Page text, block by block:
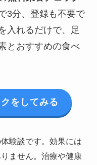
3分、登録も不要で
入れるだけで、足
とおすすめの食べ
をしてみる
験談です。効果には
ません。治療や健康